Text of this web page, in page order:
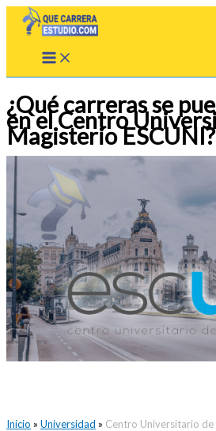
¿Qué carreras se
en el Centro
Magisterio ESCUNI?
Inicio » Universidad » Centro Universitario de